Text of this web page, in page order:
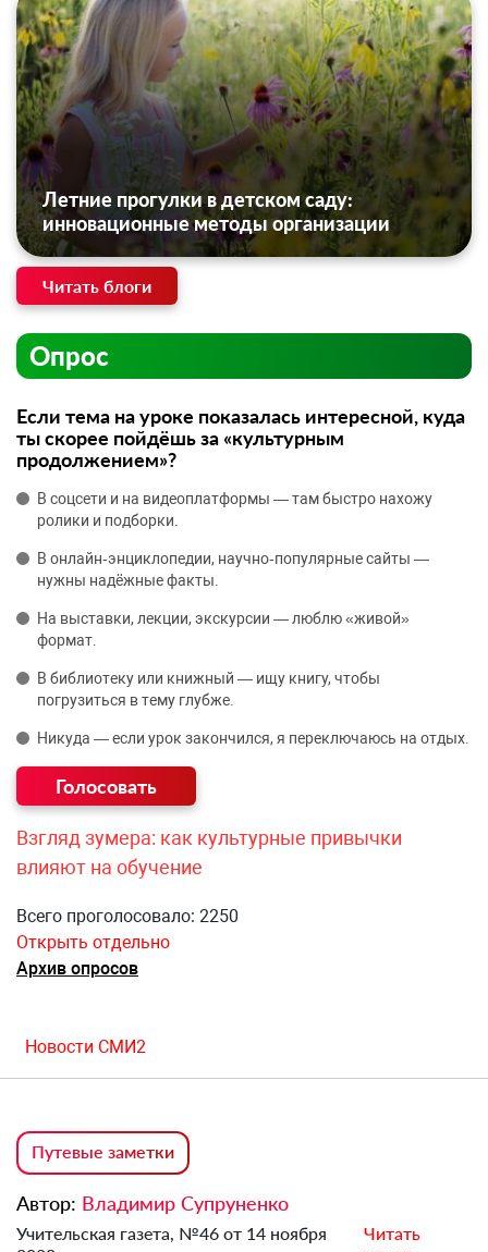
Летние прогулки в детском саду:
инновационные методы организации
Читать блоги
Опрос
Если тема на уроке показалась интересной, куда
ты скорее пойдёшь за «культурным
продолжением»?
В соцсети и на видеоплатформы — там быстро нахожу
ролики и подборки.
В онлайн‑энциклопедии, научно‑популярные сайты —
нужны надёжные факты.
На выставки, лекции, экскурсии — люблю «живой»
формат.
В библиотеку или книжный — ищу книгу, чтобы
погрузиться в тему глубже.
Никуда — если урок закончился, я переключаюсь на отдых.
Взгляд зумера: как культурные привычки
влияют на обучение
Всего проголосовало: 2250
Открыть отдельно
Архив опросов
Новости СМИ2
Путевые заметки
Автор: Владимир Супруненко
Учительская газета, №46 от 14 ноября
Читать